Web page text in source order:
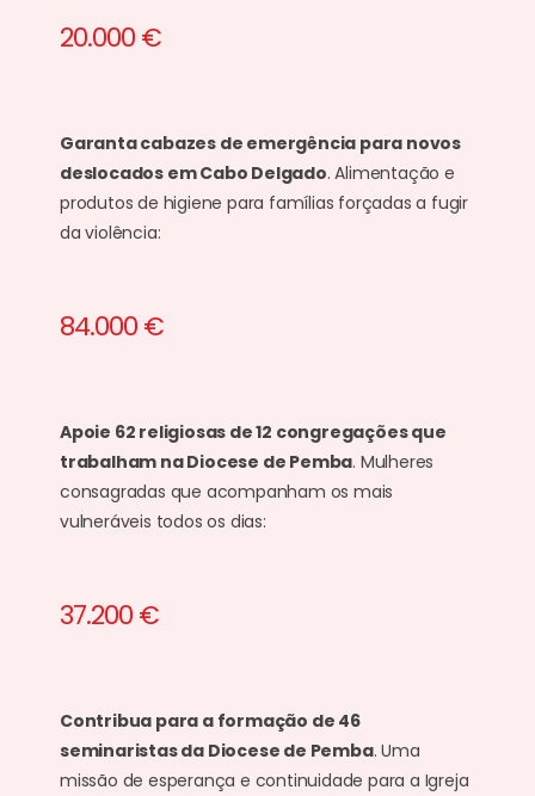
20.000 €
Garanta cabazes de emergência para novos
deslocados em Cabo Delgado. Alimentação e
produtos de higiene para famílias forçadas a fugir
da violência:
84.000 €
Apoie 62 religiosas de 12 congregações que
trabalham na Diocese de Pemba. Mulheres
consagradas que acompanham os mais
vulneráveis todos os dias:
37.200 €
Contribua para a formação de 46
seminaristas da Diocese de Pemba. Uma
missão de esperança e continuidade para a Igreja